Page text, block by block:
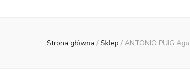
Strona główna / Sklep / ANTONIO PUIG